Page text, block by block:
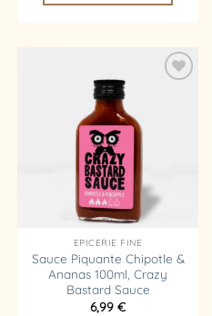
EPICERIE FINE
Sauce Piquante Chipotle &
Ananas 100ml, Crazy
Bastard Sauce
6,99 €